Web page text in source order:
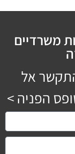
משרדיים
אל
הפניה >